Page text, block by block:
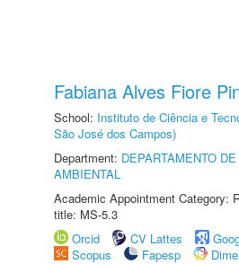
Fabiana Alves Fiore
School: Instituto de Ciência e
São José dos Campos)
Department: DEPARTAMENTO
AMBIENTAL
Academic Appointment Category:
title: MS-5.3
Orcid
CV Lattes
Scopus
Fapesp